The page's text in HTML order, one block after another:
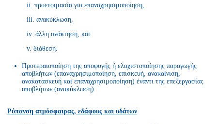
ii. προετοιμασία για επαναχρησιμοποίηση,
iii. ανακύκλωση,
iv. άλλη ανάκτηση, και
v. διάθεση.
Προτεραιοποίηση της αποφυγής ή ελαχιστοποίησης παραγωγής
αποβλήτων (επαναχρησιμοποίηση, επισκευή, ανακαίνιση,
ανακατασκευή και επαναχρησιμοποίηση) έναντι της επεξεργασίας
αποβλήτων (ανακύκλωση).
Ρύπανση ατμόσφαιρας, εδάφους και υδάτων